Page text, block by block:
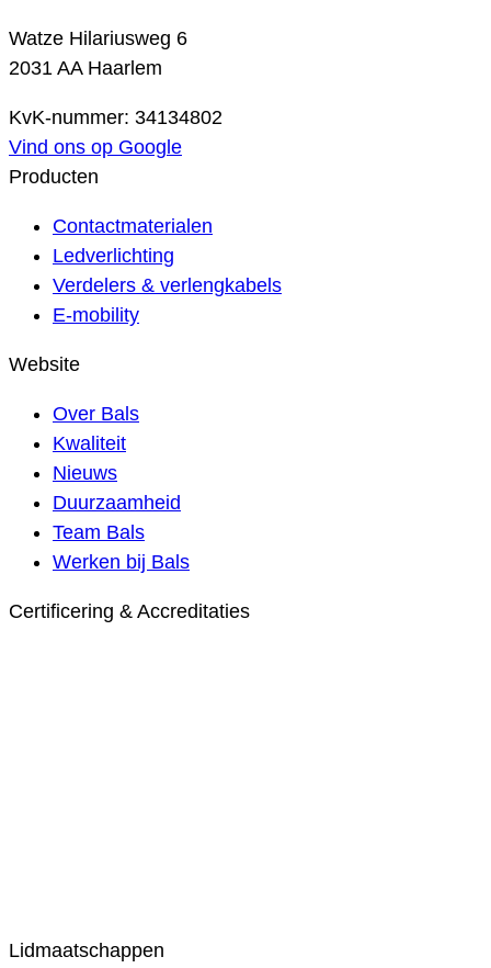
Watze Hilariusweg 6
2031 AA Haarlem
KvK-nummer: 34134802
Vind ons op Google
Producten
Contactmaterialen
Ledverlichting
Verdelers & verlengkabels
E-mobility
Website
Over Bals
Kwaliteit
Nieuws
Duurzaamheid
Team Bals
Werken bij Bals
Certificering & Accreditaties
Lidmaatschappen